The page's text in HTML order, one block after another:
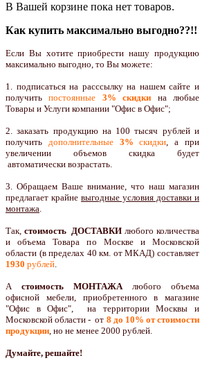
В Вашей корзине пока нет товаров.
Как купить максимально выгодно??!!
Если Вы хотите приобрести нашу продукцию
максимально выгодно, то Вы можете:
1. подписаться на расссылку на нашем сайте и
получитьпостоянные 3% скидки на любые
Товары и Услуги компании "Офис в Офис";
2. заказать продукцию на 100 тысяч рублей и
получить дополнительные3% скидки, а при
увеличении объемов скидка будет
автоматически возрастать.
3. Обращаем Ваше внимание, что наш магазин
предлагает крайне выгодные условия доставки и
монтажа.
Так, стоимость ДОСТАВКИлюбого количества
и объема Товара по Москве и Московской
области (в пределах 40 км. от МКАД) составляет
1930 рублей.
А стоимость МОНТАЖАлюбого объема
офисной мебели, приобретенного в магазине
"Офис в Офис", на территории Москвы и
Московской области - от 8 до 10% от стоимости
продукции, но не менее 2000 рублей.
Думайте, решайте!